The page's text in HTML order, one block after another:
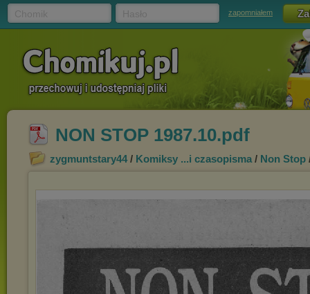
zapomniałem
NON STOP 1987.10.pdf
zygmuntstary44/ Komiksy ...i czasopisma / Non Stop